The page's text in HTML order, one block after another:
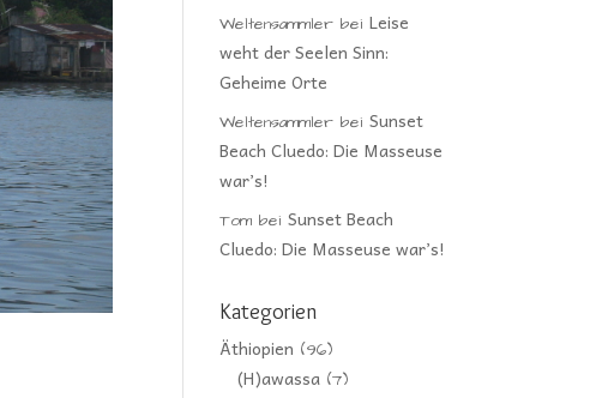
Weltensammler beiLeise
weht der Seelen Sinn:
Geheime Orte
Weltensammler beiSunset
Beach Cluedo: Die Masseuse
war’s!
Tom beiSunset Beach
Cluedo: Die Masseuse war’s!
Kategorien
Äthiopien (96)
(H)awassa (7)